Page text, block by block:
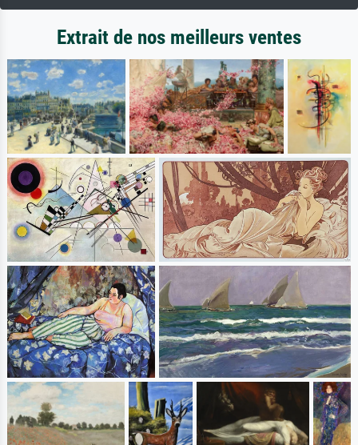
Extrait de nos meilleurs ventes